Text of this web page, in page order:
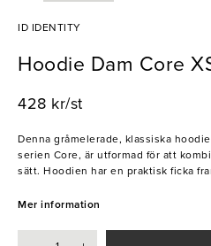
ID IDENTITY
Hoodie Dam Core
428 kr/st
Denna gråmelerade, klassiska
serien Core, är utformad för att
sätt. Hoodien har en praktisk ficka
kunna anpassa temperatur och
Mer information